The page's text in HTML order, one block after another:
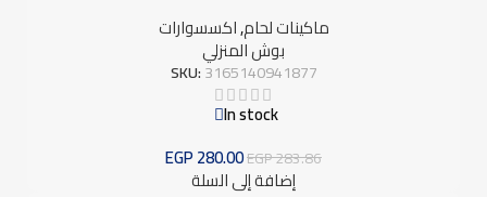
ماكينات لحام,اكسسوارات
بوش المنزلي
SKU:3165140941877
In stock
EGP283.86
EGP280.00
إضافة إلى السلة